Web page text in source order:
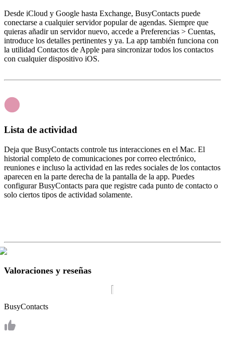
Desde iCloud y Google hasta Exchange, BusyContacts puede
conectarse a cualquier servidor popular de agendas. Siempre que
quieras añadir un servidor nuevo, accede a Preferencias > Cuentas,
introduce los detalles pertinentes y ya. La app también funciona con
la utilidad Contactos de Apple para sincronizar todos los contactos
con cualquier dispositivo iOS.
Lista de actividad
Deja que BusyContacts controle tus interacciones en el Mac. El
historial completo de comunicaciones por correo electrónico,
reuniones e incluso la actividad en las redes sociales de los contactos
aparecen en la parte derecha de la pantalla de la app. Puedes
configurar BusyContacts para que registre cada punto de contacto o
solo ciertos tipos de actividad solamente.
Valoraciones y reseñas
BusyContacts